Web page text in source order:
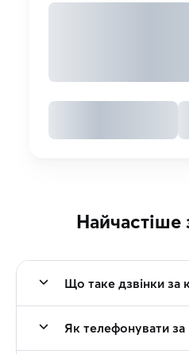
Найчастіше
Що таке дзвінки за
Як телефонувати